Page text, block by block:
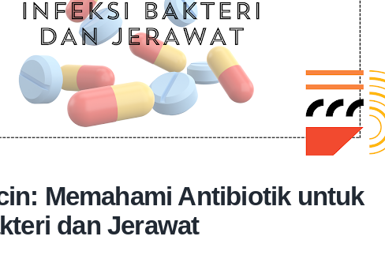
Memahami Antibiotik untuk
dan Jerawat